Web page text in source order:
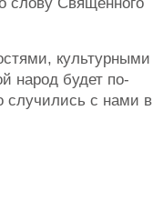
культурными
народ будет по-
случились с нами в